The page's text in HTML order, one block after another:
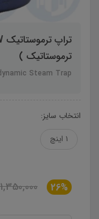
ترموستاتیک )
Steam Trap
انتخاب سایز:
1 اینچ
26%